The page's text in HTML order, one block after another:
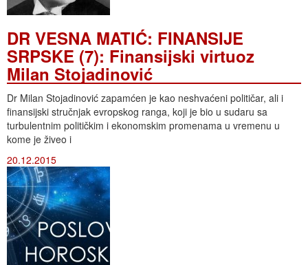
DR VESNA MATIĆ: FINANSIJE
SRPSKE (7): Finansijski virtuoz
Milan Stojadinović
Dr Milan Stojadinović zapamćen je kao neshvaćeni političar, ali i
finansijski stručnjak evropskog ranga, koji je bio u sudaru sa
turbulentnim političkim i ekonomskim promenama u vremenu u
kome je živeo i
20.12.2015